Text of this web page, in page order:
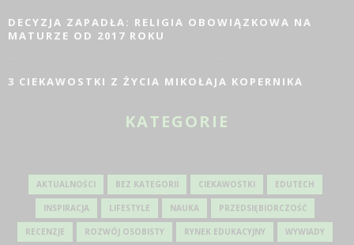
DECYZJA ZAPADŁA: RELIGIA OBOWIĄZKOWA NA
MATURZE OD 2017 ROKU
3 CIEKAWOSTKI Z ŻYCIA MIKOŁAJA KOPERNIKA
KATEGORIE
AKTUALNOŚCI BEZ KATEGORII CIEKAWOSTKI EDUTECH
INSPIRACJA LIFESTYLE NAUKA PRZEDSIĘBIORCZOŚĆ
RECENZJE ROZWÓJ OSOBISTY RYNEK EDUKACYJNY WYWIADY